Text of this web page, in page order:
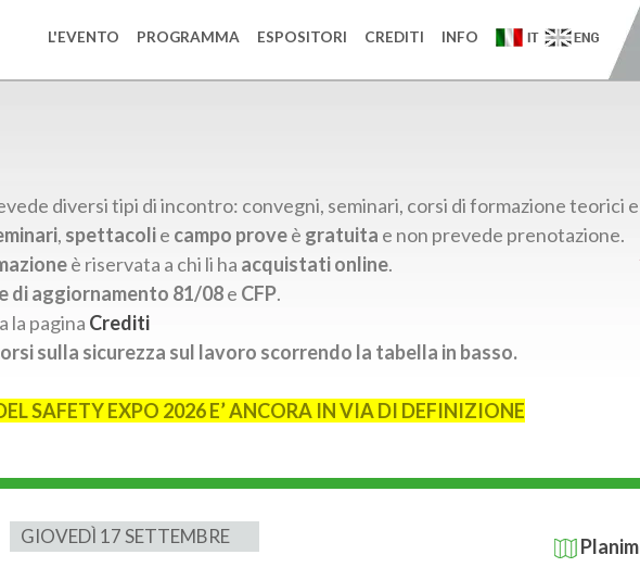
L'EVENTO PROGRAMMA ESPOSITORI CREDITI INFO
diversi tipi di incontro: convegni, seminari, corsi di formazione teorici
, spettacolie campo proveè gratuita e non prevede prenotazione.
è riservata a chi li ha acquistati online.
di aggiornamento 81/08e CFP.
la pagina Crediti
sulla sicurezza sul lavoro scorrendo la tabella in basso.
SAFETY EXPO 2026 E’ ANCORA IN VIA DI DEFINIZIONE
GIOVEDÌ 17 SETTEMBRE